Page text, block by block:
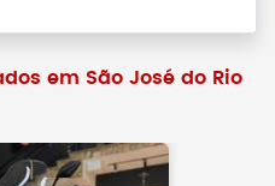
em São José do Rio